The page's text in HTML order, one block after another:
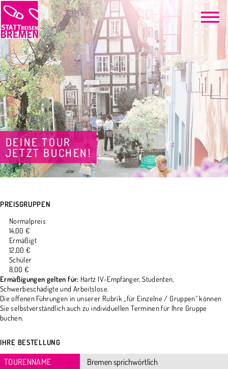
DEINE TOUR
JETZT BUCHEN!
PREISGRUPPEN
Normalpreis
14,00 €
Ermäßigt
12,00 €
Schüler
8,00 €
Ermäßigungen gelten für: Hartz IV-Empfänger, Studenten,
Schwerbeschädigte und Arbeitslose.
Die offenen Führungen in unserer Rubrik „für Einzelne / Gruppen“ können
Sie selbstverständlich auch zu individuellen Terminen für Ihre Gruppe
buchen.
IHRE BESTELLUNG
TOURENNAME